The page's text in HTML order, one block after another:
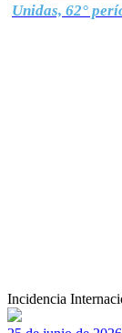
Unidas, 62°
Incidencia